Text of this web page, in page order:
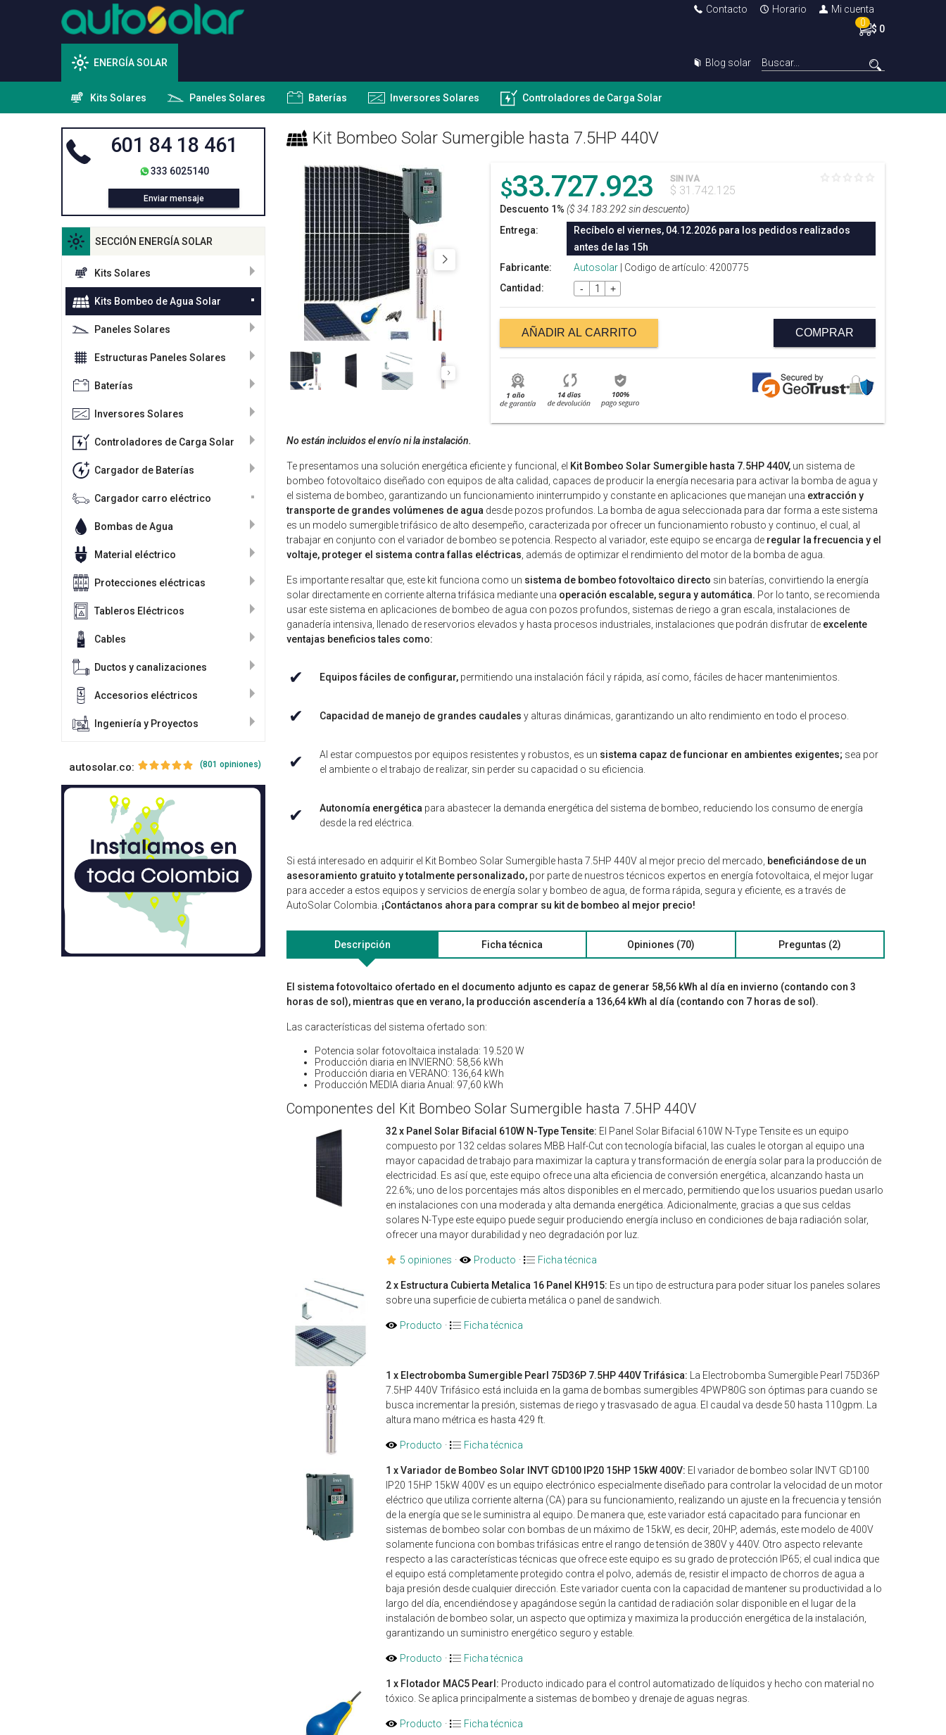
Contacto Horario
Mi cuenta
0
$ 0
ENERGÍA SOLAR Blog solar
Kits Solares Paneles Solares Baterías Inversores Solares Controladores de Carga Solar
601 84 18 461
333 6025140
Enviar mensaje
SECCIÓN ENERGÍA SOLAR
Kits Solares
Kits Bombeo de Agua Solar
Paneles Solares
Estructuras Paneles Solares
Baterías
Inversores Solares
Controladores de Carga Solar
Cargador de Baterías
Cargador carro eléctrico
Bombas de Agua
Material eléctrico
Protecciones eléctricas
Tableros Eléctricos
Cables
Ductos y canalizaciones
Accesorios eléctricos
Ingeniería y Proyectos
autosolar.co: (801 opiniones)
Kit Bombeo Solar Sumergible hasta 7.5HP 440V
$33.727.923 SIN IVA
$ 31.742.125
Descuento 1% ($ 34.183.292 sin descuento)
Entrega:
Recíbelo el viernes, 04.12.2026 para los pedidos realizados
antes de las 15h
Fabricante:
Autosolar | Codigo de artículo: 4200775
Cantidad:
- +
AÑADIR AL CARRITO COMPRAR
No están incluidos el envío ni la instalación.
Te presentamos una solución energética eficiente y funcional, el Kit Bombeo Solar Sumergible hasta 7.5HP 440V, un sistema de
bombeo fotovoltaico diseñado con equipos de alta calidad, capaces de producir la energía necesaria para activar la bomba de agua y
el sistema de bombeo, garantizando un funcionamiento ininterrumpido y constante en aplicaciones que manejan una extracción y
transporte de grandes volúmenes de agua desde pozos profundos. La bomba de agua seleccionada para dar forma a este sistema
es un modelo sumergible trifásico de alto desempeño, caracterizada por ofrecer un funcionamiento robusto y continuo, el cual, al
trabajar en conjunto con el variador de bombeo se potencia. Respecto al variador, este equipo se encarga de regular la frecuencia y el
voltaje, proteger el sistema contra fallas eléctricas , además de optimizar el rendimiento del motor de la bomba de agua.
Es importante resaltar que, este kit funciona como un sistema de bombeo fotovoltaico directo sin baterías, convirtiendo la energía
solar directamente en corriente alterna trifásica mediante una operación escalable, segura y automática. Por lo tanto, se recomienda
usar este sistema en aplicaciones de bombeo de agua con pozos profundos, sistemas de riego a gran escala, instalaciones de
ganadería intensiva, llenado de reservorios elevados y hasta procesos industriales, instalaciones que podrán disfrutar de excelente
ventajas beneficios tales como:
✔ Equipos fáciles de configurar, permitiendo una instalación fácil y rápida, así como, fáciles de hacer mantenimientos.
✔ Capacidad de manejo de grandes caudales y alturas dinámicas, garantizando un alto rendimiento en todo el proceso.
✔ Al estar compuestos por equipos resistentes y robustos, es un sistema capaz de funcionar en ambientes exigentes; sea por
el ambiente o el trabajo de realizar, sin perder su capacidad o su eficiencia.
✔ Autonomía energética para abastecer la demanda energética del sistema de bombeo, reduciendo los consumo de energía
desde la red eléctrica.
Si está interesado en adquirir el Kit Bombeo Solar Sumergible hasta 7.5HP 440V al mejor precio del mercado, beneficiándose de un
asesoramiento gratuito y totalmente personalizado, por parte de nuestros técnicos expertos en energía fotovoltaica, el mejor lugar
para acceder a estos equipos y servicios de energía solar y bombeo de agua, de forma rápida, segura y eficiente, es a través de
AutoSolar Colombia. ¡Contáctanos ahora para comprar su kit de bombeo al mejor precio!
Descripción Ficha técnica Opiniones (70) Preguntas (2)
El sistema fotovoltaico ofertado en el documento adjunto es capaz de generar 58,56 kWh al día en invierno (contando con 3
horas de sol), mientras que en verano, la producción ascendería a 136,64 kWh al día (contando con 7 horas de sol).
Las características del sistema ofertado son:
Potencia solar fotovoltaica instalada: 19.520 W
Producción diaria en INVIERNO: 58,56 kWh
Producción diaria en VERANO: 136,64 kWh
Producción MEDIA diaria Anual: 97,60 kWh
Componentes del Kit Bombeo Solar Sumergible hasta 7.5HP 440V
32 x Panel Solar Bifacial 610W N-Type Tensite: El Panel Solar Bifacial 610W N-Type Tensite es un equipo
compuesto por 132 celdas solares MBB Half-Cut con tecnología bifacial, las cuales le otorgan al equipo una
mayor capacidad de trabajo para maximizar la captura y transformación de energía solar para la producción de
electricidad. Es así que, este equipo ofrece una alta eficiencia de conversión energética, alcanzando hasta un
22.6%; uno de los porcentajes más altos disponibles en el mercado, permitiendo que los usuarios puedan usarlo
en instalaciones con una moderada y alta demanda energética. Adicionalmente, gracias a que sus celdas
solares N-Type este equipo puede seguir produciendo energía incluso en condiciones de baja radiación solar,
ofrecer una mayor durabilidad y neo degradación por luz.
5 opiniones · Producto · Ficha técnica
2 x Estructura Cubierta Metalica 16 Panel KH915: Es un tipo de estructura para poder situar los paneles solares
sobre una superficie de cubierta metálica o panel de sandwich.
Producto · Ficha técnica
1 x Electrobomba Sumergible Pearl 75D36P 7.5HP 440V Trifásica: La Electrobomba Sumergible Pearl 75D36P
7.5HP 440V Trifásico está incluida en la gama de bombas sumergibles 4PWP80G son óptimas para cuando se
busca incrementar la presión, sistemas de riego y trasvasado de agua. El caudal va desde 50 hasta 110gpm. La
altura mano métrica es hasta 429 ft.
Producto · Ficha técnica
1 x Variador de Bombeo Solar INVT GD100 IP20 15HP 15kW 400V: El variador de bombeo solar INVT GD100
IP20 15HP 15kW 400V es un equipo electrónico especialmente diseñado para controlar la velocidad de un motor
eléctrico que utiliza corriente alterna (CA) para su funcionamiento, realizando un ajuste en la frecuencia y tensión
de la energía que se le suministra al equipo. De manera que, este variador está capacitado para funcionar en
sistemas de bombeo solar con bombas de un máximo de 15kW, es decir, 20HP, además, este modelo de 400V
solamente funciona con bombas trifásicas entre el rango de tensión de 380V y 440V. Otro aspecto relevante
respecto a las características técnicas que ofrece este equipo es su grado de protección IP65; el cual indica que
el equipo está completamente protegido contra el polvo, además de, resistir el impacto de chorros de agua a
baja presión desde cualquier dirección. Este variador cuenta con la capacidad de mantener su productividad a lo
largo del día, encendiéndose y apagándose según la cantidad de radiación solar disponible en el lugar de la
instalación de bombeo solar, un aspecto que optimiza y maximiza la producción energética de la instalación,
garantizando un suministro energético seguro y estable.
Producto · Ficha técnica
1 x Flotador MAC5 Pearl: Producto indicado para el control automatizado de líquidos y hecho con material no
tóxico. Se aplica principalmente a sistemas de bombeo y drenaje de aguas negras.
Producto · Ficha técnica